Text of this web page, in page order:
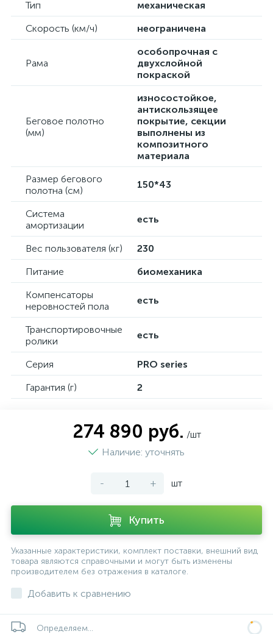
Тип
механическая
Скорость (км/ч)
неограничена
Рама
особопрочная с
двухслойной
покраской
Беговое полотно
(мм)
износостойкое,
антискользящее
покрытие, секции
выполнены из
композитного
материала
Размер бегового
полотна (см)
150*43
Система
амортизации
есть
Вес пользователя (кг)
230
Питание
биомеханика
Компенсаторы
неровностей пола
есть
Транспортировочные
ролики
есть
Серия
PRO series
Гарантия (г)
2
274 890 руб. /шт
Наличие: уточнять
- + шт
Купить
Указанные характеристики, комплект поставки, внешний вид
товара являются справочными и могут быть изменены
производителем без отражения в каталоге.
Добавить к сравнению
Определяем...